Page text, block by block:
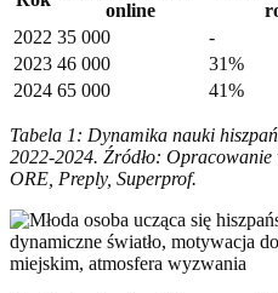
online
2022 35 000 -
2023 46 000 31%
2024 65 000 41%
Tabela 1: Dynamika nauki
2022-2024. Źródło: Opracowanie
ORE, Preply, Superprof.